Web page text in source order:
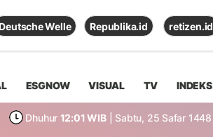
Welle Republika.id retizen.id
ESGNOW VISUAL TV INDEKS
Dhuhur 12:01 WIB | Sabtu, 25 Safar 1448